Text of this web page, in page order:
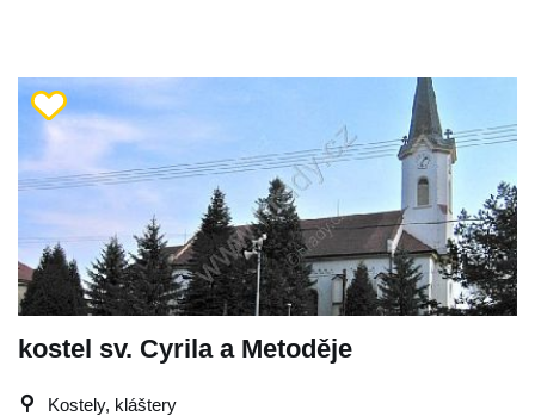
kostel sv. Cyrila a Metoděje
Kostely, kláštery